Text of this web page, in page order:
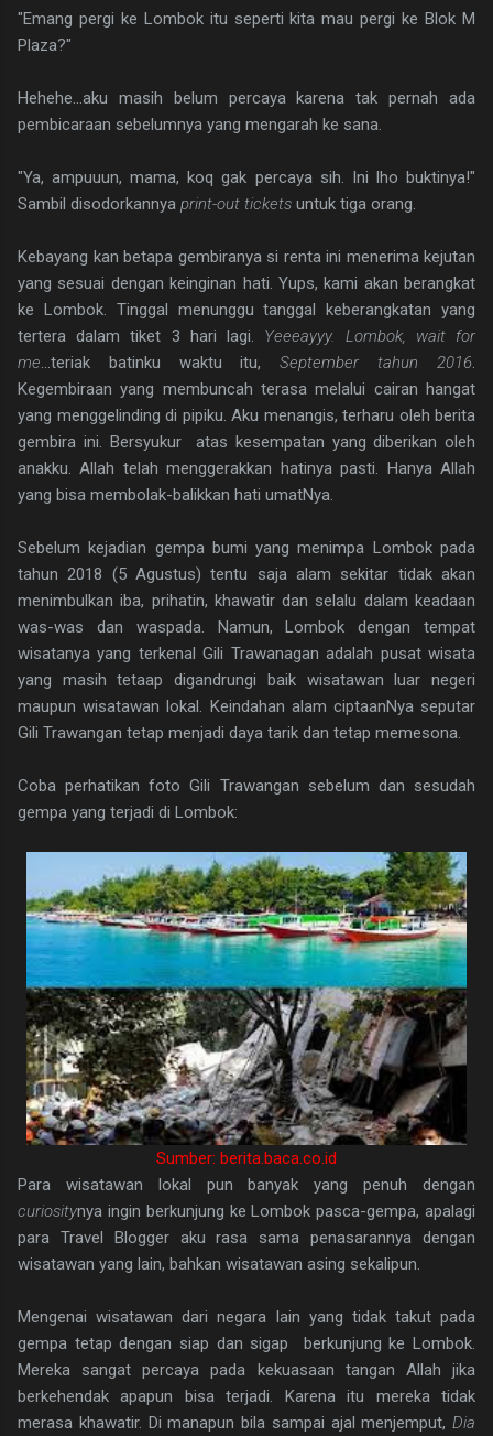
"Emang pergi ke Lombok itu seperti kita mau pergi ke Blok M
Plaza?"
Hehehe...aku masih belum percaya karena tak pernah ada
pembicaraan sebelumnya yang mengarah ke sana.
"Ya, ampuuun, mama, koq gak percaya sih. Ini lho buktinya!"
Sambil disodorkannya print-out tickets untuk tiga orang.
Kebayang kan betapa gembiranya si renta ini menerima kejutan
yang sesuai dengan keinginan hati. Yups, kami akan berangkat
ke Lombok. Tinggal menunggu tanggal keberangkatan yang
tertera dalam tiket 3 hari lagi. Yeeeayyy. Lombok, wait for
me ...teriak batinku waktu itu,September tahun 2016
Kegembiraan yang membuncah terasa melalui cairan hangat
yang menggelinding di pipiku. Aku menangis, terharu oleh berita
gembira ini. Bersyukur atas kesempatan yang diberikan oleh
anakku. Allah telah menggerakkan hatinya pasti. Hanya Allah
yang bisa membolak-balikkan hati umatNya.
Sebelum kejadian gempa bumi yang menimpa Lombok pada
tahun 2018 (5 Agustus) tentu saja alam sekitar tidak akan
menimbulkan iba, prihatin, khawatir dan selalu dalam keadaan
was-was dan waspada. Namun, Lombok dengan tempat
wisatanya yang terkenal Gili Trawanagan adalah pusat wisata
yang masih tetaap digandrungi baik wisatawan luar negeri
maupun wisatawan lokal. Keindahan alam ciptaanNya seputar
Gili Trawangan tetap menjadi daya tarik dan tetap memesona.
Coba perhatikan foto Gili Trawangan sebelum dan sesudah
gempa yang terjadi di Lombok:
Sumber: berita.baca.co.id
Para wisatawan lokal pun banyak yang penuh dengan
curiositynya ingin berkunjung ke Lombok pasca-gempa, apalagi
para Travel Blogger aku rasa sama penasarannya dengan
wisatawan yang lain, bahkan wisatawan asing sekalipun.
Mengenai wisatawan dari negara lain yang tidak takut pada
gempa tetap dengan siap dan sigap berkunjung ke Lombok.
Mereka sangat percaya pada kekuasaan tangan Allah jika
berkehendak apapun bisa terjadi. Karena itu mereka tidak
merasa khawatir. Di manapun bila sampai ajal menjemput, Dia